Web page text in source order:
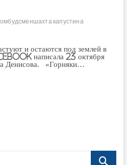
омбудсменшахта капустина
и остаются под землей в
написала 23 октября
Денисова. «Горняки…